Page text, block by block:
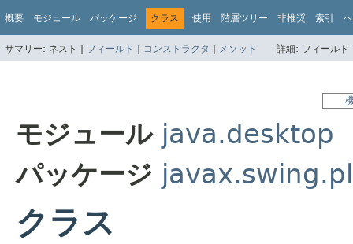
概要 モジュール パッケージ クラス 使用 階層ツリー 非推奨 索引
サマリー: ネスト | フィールド | コンストラクタ | メソッド 詳細: フィール
モジュール java.desktop
パッケージ
クラス